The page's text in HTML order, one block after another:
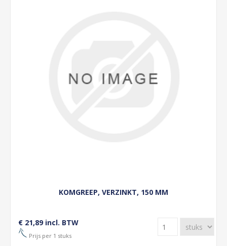
KOMGREEP, VERZINKT, 150 MM
€ 21,89 incl. BTW
Prijs per 1 stuks